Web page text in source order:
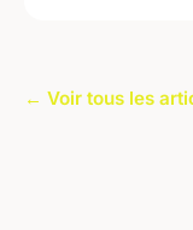
← Voir tous les